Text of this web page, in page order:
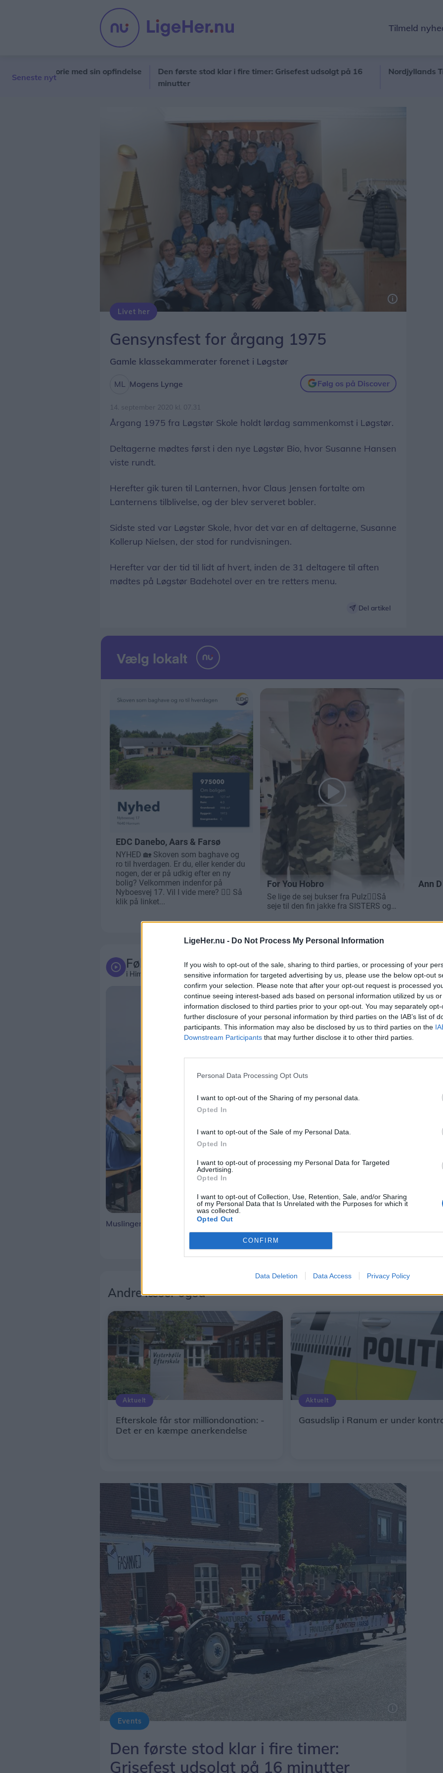
LigeHer.nu - Do Not Process My Personal Information
If you wish to opt-out of the sale, sharing to third parties, or processing of your
sensitive information for targeted advertising by us, please use the below opt-out
confirm your selection. Please note that after your opt-out request is processed
continue seeing interest-based ads based on personal information utilized by us
information disclosed to third parties prior to your opt-out. You may separately
further disclosure of your personal information by third parties on the IAB’s list of
participants. This information may also be disclosed by us to third parties on the
Downstream Participants that may further disclose it to other third parties.
Personal Data Processing Opt Outs
I want to opt-out of the Sharing of my personal data.
Opted In
I want to opt-out of the Sale of my Personal Data.
Opted In
I want to opt-out of processing my Personal Data for Targeted
Advertising.
Opted In
I want to opt-out of Collection, Use, Retention, Sale, and/or Sharing
of my Personal Data that Is Unrelated with the Purposes for which it
was collected.
Opted Out
CONFIRM
Data Deletion Data Access Privacy Policy
Tilmeld
Seneste nyt
historie med sin opfindelse
Den første stod klar i fire timer: Grisefest udsolgt på 16
minutter
Nordjyllands
Livet her
Gensynsfest for årgang 1975
Gamle klassekammerater forenet i Løgstør
Mogens Lynge Følg os på Discover
14. september 2020 kl. 07.31
Årgang 1975 fra Løgstør Skole holdt lørdag sammenkomst i Løgstør.
Deltagerne mødtes først i den nye Løgstør Bio, hvor Susanne Hansen
viste rundt.
Herefter gik turen til Lanternen, hvor Claus Jensen fortalte om
Lanternens tilblivelse, og der blev serveret bobler.
Sidste sted var Løgstør Skole, hvor det var en af deltagerne, Susanne
Kollerup Nielsen, der stod for rundvisningen.
Herefter var der tid til lidt af hvert, inden de 31 deltagere til aften
mødtes på Løgstør Badehotel over en tre retters menu.
Del artikel
Følg med
i Himmerland
Muslinger, musik og masser af liv
fodboldfest
pølsegilde i
Andre læser også
Aktuelt
Efterskole får stor milliondonation: -
Det er en kæmpe anerkendelse
Aktuelt
Gasudslip i Ranum er under
Events
Den første stod klar i fire timer:
Grisefest udsolgt på 16 minutter